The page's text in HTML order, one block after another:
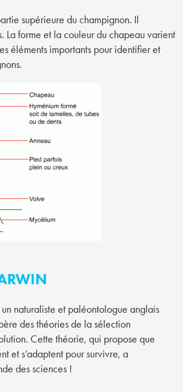
supérieure du champignon. Il
La forme et la couleur du chapeau varient
éléments importants pour identifier et
naturaliste et paléontologue anglais
des théories de la sélection
Cette théorie, qui propose que
et s’adaptent pour survivre, a
des sciences !